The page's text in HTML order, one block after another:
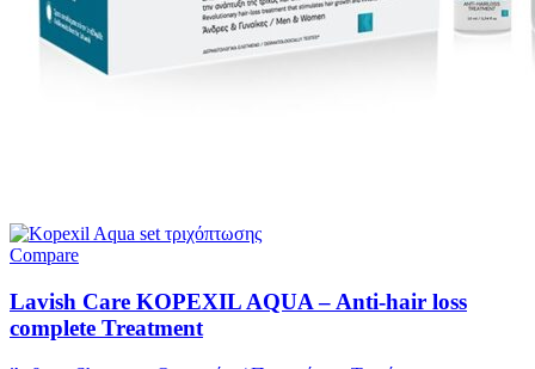
Compare
Lavish Care KOPEXIL AQUA – Anti-hair loss
complete Treatment